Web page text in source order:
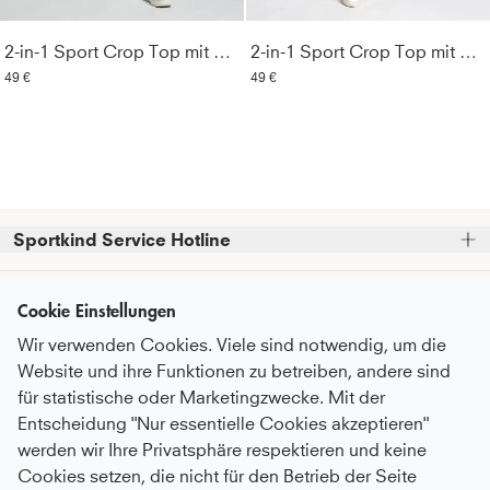
2-in-1 Sport Crop Top mit Bustier, weiß
49 €
2-in-1 Sport Crop Top mit Bustier, navy blau
49 €
Sportkind Service Hotline
entgegennehmen können.
Telefonische Unterstützung und Beratung unter:
+49 (0)821 319 499 12
Mo - Do
9:00 - 16:00 Uhr
9:00 - 15:00 Uhr
oder auch gerne per E-Mail an
Kundenservice
FAQ - Häufige Fragen
Serviceversprechen
Pflegeempfehlungen
Zahlung & Versand
Umtausch & Rückgabe
Informationen
Über Uns
Nachhaltigkeit
Karriere
Newsletter
Abonniere unseren Newsletter
bevor du
Cookie Einstellungen
Wir verwenden Cookies. Viele sind notwendig, um die
Website und ihre Funktionen zu betreiben, andere sind
für statistische oder Marketingzwecke. Mit der
Entscheidung "Nur essentielle Cookies akzeptieren"
werden wir Ihre Privatsphäre respektieren und keine
Cookies setzen, die nicht für den Betrieb der Seite